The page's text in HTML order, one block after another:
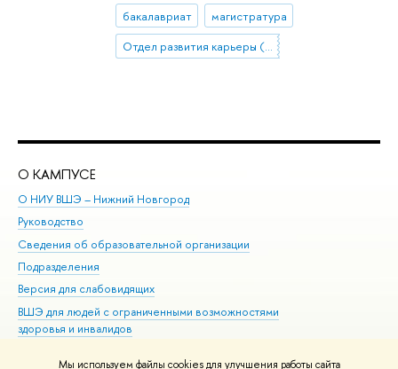
Мы используем файлы cookies для улучшения работы сайта
бакалавриат
магистратура
Отдел развития карьеры (Нижний Новгород)
О КАМПУСЕ
О НИУ ВШЭ – Нижний Новгород
Руководство
Сведения об образовательной организации
Подразделения
Версия для слабовидящих
ВШЭ для людей с ограниченными возможностями
здоровья и инвалидов